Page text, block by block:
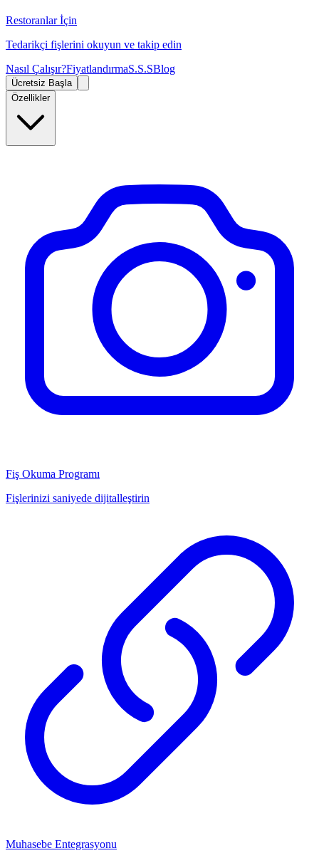
Restoranlar İçin
Tedarikçi fişlerini okuyun ve takip edin
Nasıl Çalışır?FiyatlandırmaS.S.SBlog
Ücretsiz Başla
Özellikler
Fiş Okuma Programı
Fişlerinizi saniyede dijitalleştirin
Muhasebe Entegrasyonu